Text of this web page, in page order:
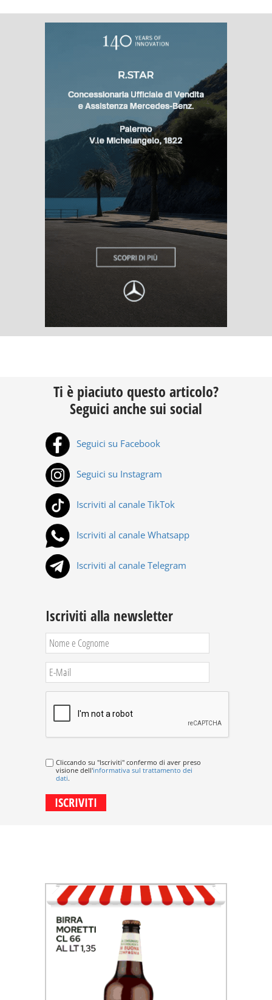
Ti è piaciuto questo articolo?
Seguici anche sui social
Seguici su Facebook
Seguici su Instagram
Iscriviti al canale TikTok
Iscriviti al canale Whatsapp
Iscriviti al canale Telegram
Iscriviti alla newsletter
Cliccando su "Iscriviti" confermo di aver preso
visione dell'informativa sul trattamento dei
dati.